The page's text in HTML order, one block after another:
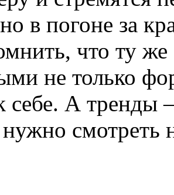
в погоне за
что ту
не только
себе. А тренды
смотреть